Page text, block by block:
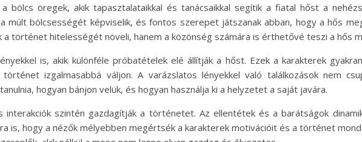
bölcs öregek, akik tapasztalataikkal és tanácsaikkal segítik a fiatal hőst a
múlt bölcsességét képviselik, és fontos szerepet játszanak abban, hogy a hős
a történet hitelességét növeli, hanem a közönség számára is érthetővé teszi a hős
is, akik különféle próbatételek elé állítják a hőst. Ezek a karakterek
izgalmasabbá váljon. A varázslatos lényekkel való találkozások nem
hogyan bánjon velük, és hogyan használja ki a helyzetet a saját javára.
szintén gazdagítják a történetet. Az ellentétek és a barátságok
is, hogy a nézők mélyebben megértsék a karakterek motivációit és a történet